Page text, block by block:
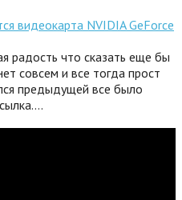
видеокарта NVIDIA GeForce
радость что сказать еще бы
совсем и все тогда прост
предыдущей все было